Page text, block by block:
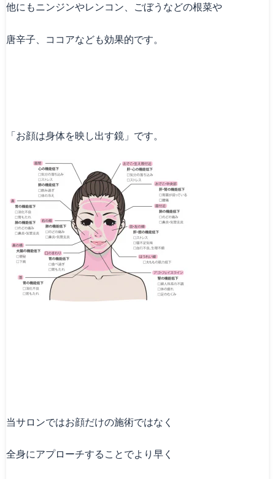
他にもニンジンやレンコン、ごぼうなどの根菜や
唐辛子、ココアなども効果的です。
「お顔は身体を映し出す鏡」です。
当サロンではお顔だけの施術ではなく
全身にアプローチすることでより早く